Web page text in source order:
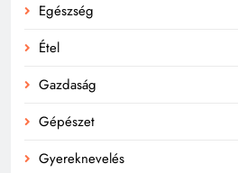
Egészség
Étel
Gazdaság
Gépészet
Gyereknevelés